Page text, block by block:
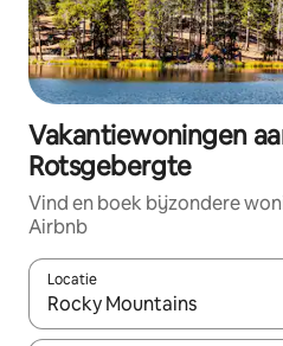
Vakantiewoningen
Rotsgebergte
Vind en boek bijzondere
Airbnb
Locatie
Wanneer er suggesties